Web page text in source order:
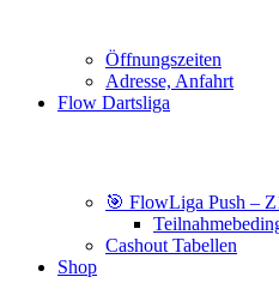
Öffnungszeiten
Adresse, Anfahrt
Flow Dartsliga
🎯 FlowLiga Push –
Cashout Tabellen
Shop